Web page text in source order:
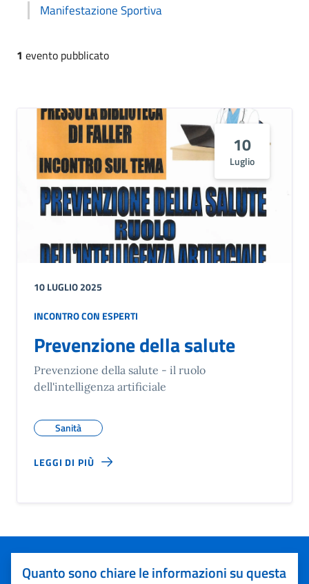
Manifestazione Sportiva
1 evento pubblicato
10
Luglio
10 LUGLIO 2025
INCONTRO CON ESPERTI
Prevenzione della salute
Prevenzione della salute - il ruolo
dell'intelligenza artificiale
Sanità
LEGGI DI PIÙ
Quanto sono chiare le informazioni su questa